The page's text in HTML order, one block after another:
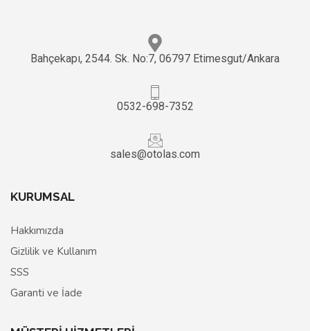
Bahçekapı, 2544. Sk. No:7, 06797 Etimesgut/Ankara
0532-698-7352
sales@otolas.com
KURUMSAL
Hakkımızda
Gizlilik ve Kullanım
SSS
Garanti ve İade